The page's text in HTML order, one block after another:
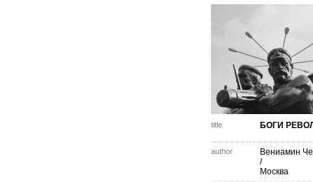
title БОГИ
author
Вениамин
/
Москва